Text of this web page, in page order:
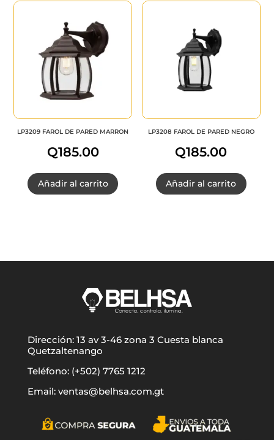
LP3209 FAROL DE PARED MARRON
Q185.00
Añadir al carrito
LP3208 FAROL DE PARED NEGRO
Q185.00
Añadir al carrito
Dirección: 13 av 3-46 zona 3 Cuesta blanca
Quetzaltenango
Teléfono: (+502) 7765 1212
Email: ventas@belhsa.com.gt